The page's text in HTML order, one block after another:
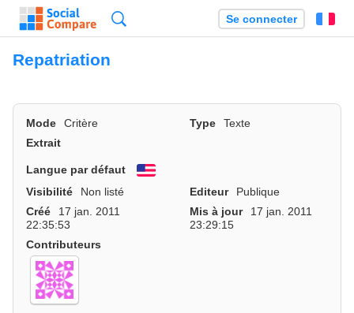
Se connecter
Repatriation
Mode Critère Type
Texte
Extrait
Langue par défaut
English
Visibilité
Non listé Editeur
Publique
Créé
17 jan. 2011
22:35:53
Mis à jour
17 jan. 2011
23:29:15
Contributeurs